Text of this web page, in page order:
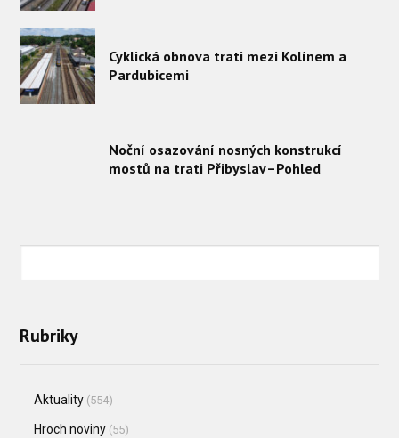
Cyklická obnova trati mezi Kolínem a
Pardubicemi
Noční osazování nosných konstrukcí
mostů na trati Přibyslav–Pohled
Rubriky
Aktuality (554)
Hroch noviny (55)